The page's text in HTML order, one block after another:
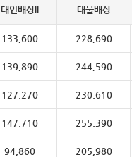
대인배상II 대물배상
133,600 228,690
139,890 244,590
127,270 230,610
147,710 255,390
94,860 205,980